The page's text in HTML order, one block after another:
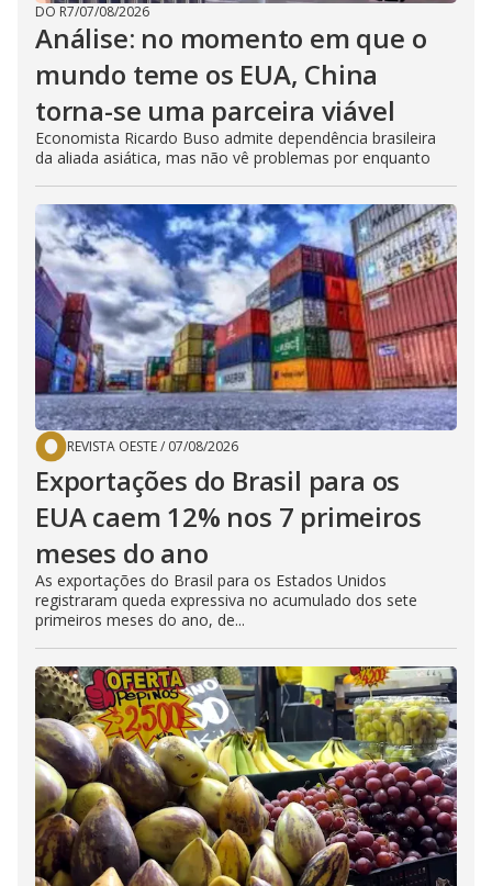
DO R7/07/08/2026
Análise: no momento em que o
mundo teme os EUA, China
torna-se uma parceira viável
Economista Ricardo Buso admite dependência brasileira
da aliada asiática, mas não vê problemas por enquanto
REVISTA OESTE/ 07/08/2026
Exportações do Brasil para os
EUA caem 12% nos 7 primeiros
meses do ano
As exportações do Brasil para os Estados Unidos
registraram queda expressiva no acumulado dos sete
primeiros meses do ano, de...